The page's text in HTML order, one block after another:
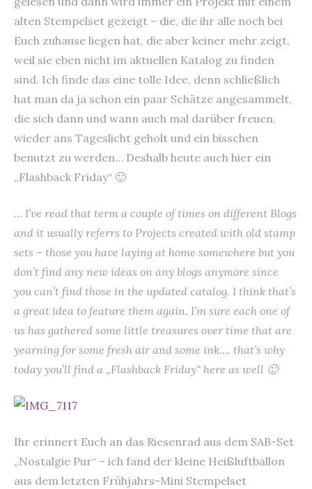
alten Stempelset gezeigt – die, die ihr alle noch bei
Euch zuhause liegen hat, die aber keiner mehr zeigt,
weil sie eben nicht im aktuellen Katalog zu finden
sind. Ich finde das eine tolle Idee, denn schließlich
hat man da ja schon ein paar Schätze angesammelt,
die sich dann und wann auch mal darüber freuen,
wieder ans Tageslicht geholt und ein bisschen
benutzt zu werden… Deshalb heute auch hier ein
„Flashback Friday“ 🙂
… I’ve read that term a couple of times on different Blogs
and it usually referrs to Projects created with old stamp
sets – those you have laying at home somewhere but you
don’t find any new ideas on any blogs anymore since
you can’t find those in the updated catalog. I think that’s
a great idea to feature them again. I’m sure each one of
us has gathered some little treasures over time that are
yearning for some fresh air and some ink…. that’s why
today you’ll find a „Flashback Friday“ here as well 🙂
Ihr erinnert Euch an das Riesenrad aus dem SAB-Set
„Nostalgie Pur“ – ich fand der kleine Heißluftballon
aus dem letzten Frühjahrs-Mini Stempelset